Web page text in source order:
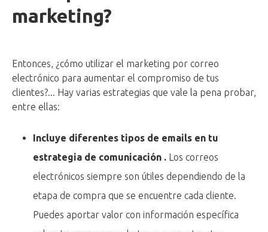
marketing?
Entonces, ¿cómo utilizar el marketing por correo
electrónico para aumentar el compromiso de tus
clientes?... Hay varias estrategias que vale la pena probar,
entre ellas:
Incluye diferentes tipos de emails en tu
estrategia de comunicación . Los correos
electrónicos siempre son útiles dependiendo de la
etapa de compra que se encuentre cada cliente.
Puedes aportar valor con información específica